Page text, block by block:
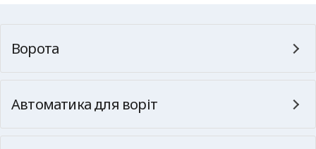
Ворота
Автоматика для воріт